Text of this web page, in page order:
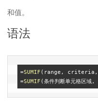
和值。
语法
=SUMIF (range, criteria,
=SUMIF